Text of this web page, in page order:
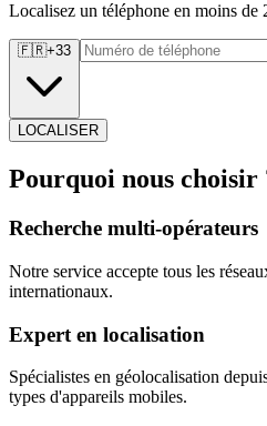
Localisez un téléphone en moins de
🇫🇷+33
LOCALISER
Pourquoi nous choisir
Recherche multi-opérateurs
Notre service accepte tous les
internationaux.
Expert en localisation
Spécialistes en géolocalisation
types d'appareils mobiles.